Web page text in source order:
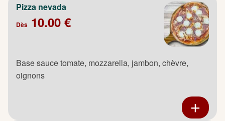
Pizza nevada
Dès 10.00 €
Base sauce tomate, mozzarella, jambon, chèvre,
oignons